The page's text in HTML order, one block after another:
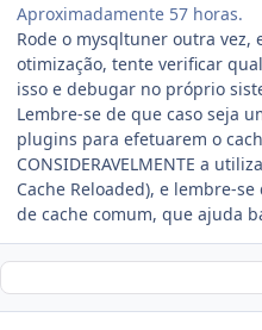
Aproximadamente 57 horas.
Rode o mysqltuner outra vez,
otimização, tente verificar
isso e debugar no próprio
Lembre-se de que caso seja
plugins para efetuarem o
CONSIDERAVELMENTE a
Cache Reloaded), e lembre-
de cache comum, que ajuda